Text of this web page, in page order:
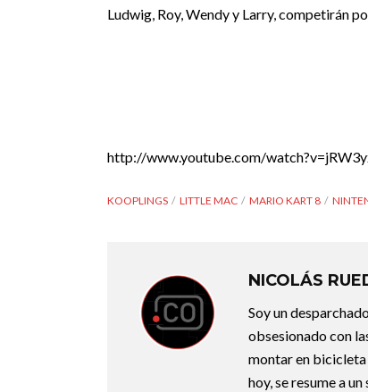
Ludwig, Roy, Wendy y Larry, competirán
http://www.youtube.com/
KOOPLINGS LITTLE MAC MARIO KART 8
NICOLÁS
Soy un
obsesionado con
montar en bicicleta
hoy, se resume a